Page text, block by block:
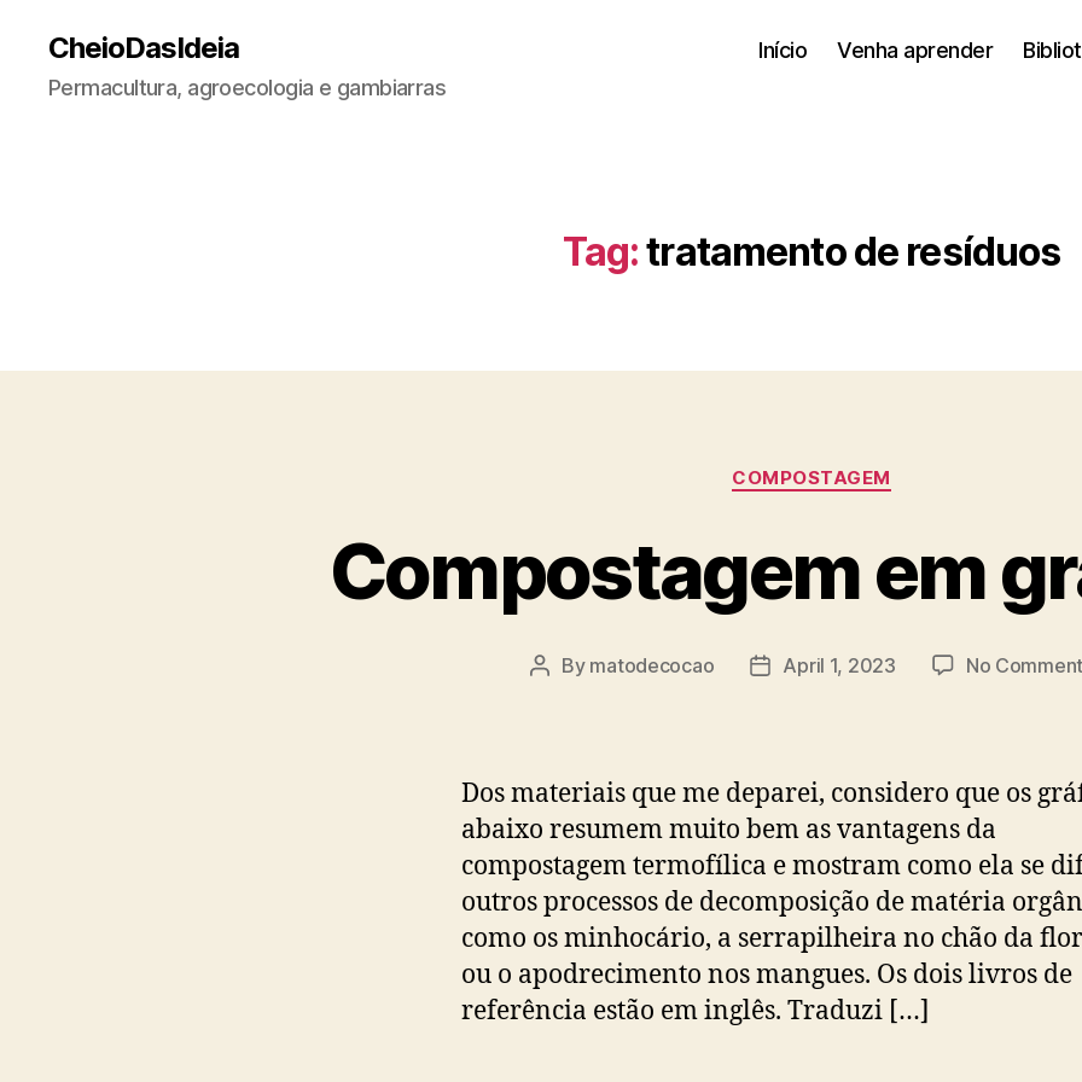
CheioDasIdeia
Permacultura, agroecologia e gambiarras
Início Venha aprender
Tag:tratamento de resíduos
Categories
COMPOSTAGEM
Compostagem em
Post
By matodecocao
PostApril 1, 2023 No
Dos materiais que me deparei, considero que os
abaixo resumem muito bem as vantagens da
compostagem termofílica e mostram como ela se
outros processos de decomposição de matéria
como os minhocário, a serrapilheira no chão da
ou o apodrecimento nos mangues. Os dois livros de
referência estão em inglês. Traduzi […]